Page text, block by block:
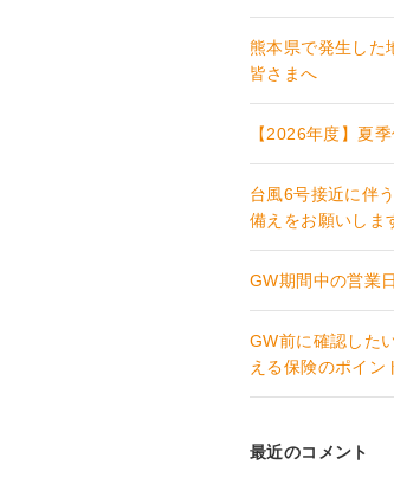
熊本県で発生した
皆さまへ
【2026年度】夏
台風6号接近に伴
備えをお願いしま
GW期間中の営業
GW前に確認した
える保険のポイン
最近のコメント